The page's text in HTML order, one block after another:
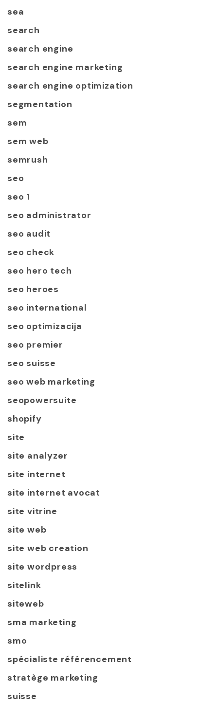
sea
search
search engine
search engine marketing
search engine optimization
segmentation
sem
sem web
semrush
seo
seo 1
seo administrator
seo audit
seo check
seo hero tech
seo heroes
seo international
seo optimizacija
seo premier
seo suisse
seo web marketing
seopowersuite
shopify
site
site analyzer
site internet
site internet avocat
site vitrine
site web
site web creation
site wordpress
sitelink
siteweb
sma marketing
smo
spécialiste référencement
stratège marketing
suisse